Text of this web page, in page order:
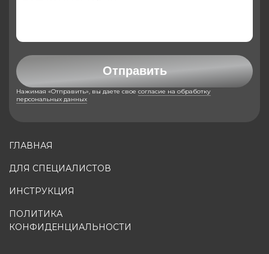
ГЛАВНАЯ
ДЛЯ СПЕЦИАЛИСТОВ
ИНСТРУКЦИЯ
ПОЛИТИКА
КОНФИДЕНЦИАЛЬНОСТИ
Отправить
Нажимая «Отправить», вы даете свое согласие на обработку
персональных данных